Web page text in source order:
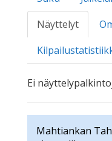
Näyttelyt
Ei
Mahtiankan